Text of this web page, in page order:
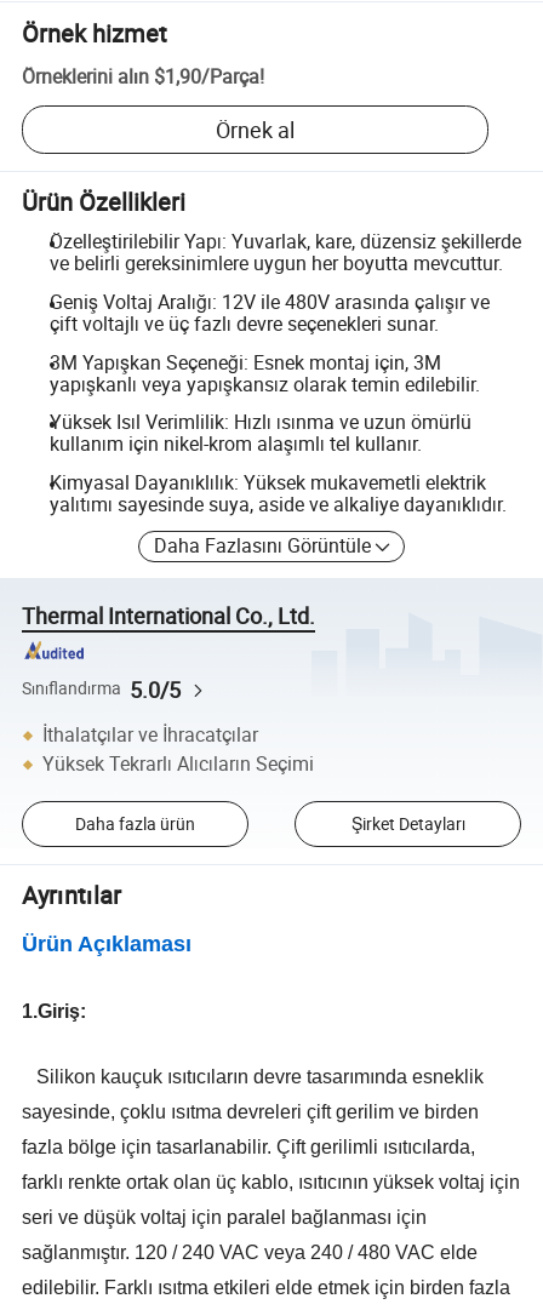
Örnek hizmet
Örneklerini alın $1,90/Parça!
Örnek al
Ürün Özellikleri
Özelleştirilebilir Yapı: Yuvarlak, kare, düzensiz şekillerde
ve belirli gereksinimlere uygun her boyutta mevcuttur.
Geniş Voltaj Aralığı: 12V ile 480V arasında çalışır ve
çift voltajlı ve üç fazlı devre seçenekleri sunar.
3M Yapışkan Seçeneği: Esnek montaj için, 3M
yapışkanlı veya yapışkansız olarak temin edilebilir.
Yüksek Isıl Verimlilik: Hızlı ısınma ve uzun ömürlü
kullanım için nikel-krom alaşımlı tel kullanır.
Kimyasal Dayanıklılık: Yüksek mukavemetli elektrik
yalıtımı sayesinde suya, aside ve alkaliye dayanıklıdır.
Daha Fazlasını Görüntüle
Thermal International Co., Ltd.
Sınıflandırma 5.0/5
İthalatçılar ve İhracatçılar
Yüksek Tekrarlı Alıcıların Seçimi
Daha fazla ürün Şirket Detayları
Ayrıntılar
Ürün Açıklaması
1.Giriş:
Silikon kauçuk ısıtıcıların devre tasarımında esneklik
sayesinde, çoklu ısıtma devreleri çift gerilim ve birden
fazla bölge için tasarlanabilir. Çift gerilimli ısıtıcılarda,
farklı renkte ortak olan üç kablo, ısıtıcının yüksek voltaj için
seri ve düşük voltaj için paralel bağlanması için
sağlanmıştır. 120 / 240 VAC veya 240 / 480 VAC elde
edilebilir. Farklı ısıtma etkileri elde etmek için birden fazla